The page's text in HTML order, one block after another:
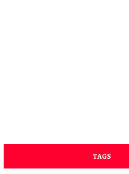
TAGS